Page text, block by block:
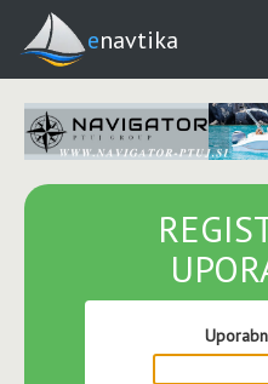
enavtika